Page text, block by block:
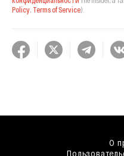
Policy, Terms of Service).
О